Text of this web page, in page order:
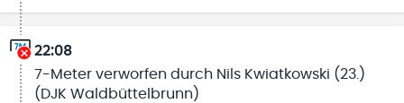
22:08
7-Meter verworfen durch Nils Kwiatkowski (23.)
(DJK Waldbüttelbrunn)